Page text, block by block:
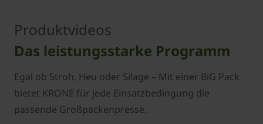
Produktvideos
Das leistungsstarke Programm
Egal ob Stroh, Heu oder Silage – Mit einer BiG Pack
bietet KRONE für jede Einsatzbedingung die
passende Großpackenpresse.